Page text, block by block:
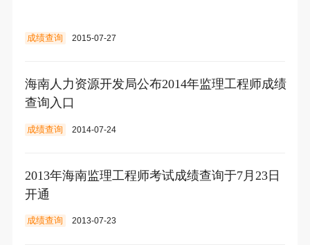
成绩查询 2015-07-27
海南人力资源开发局公布2014年监理工程师成绩
查询入口
成绩查询 2014-07-24
2013年海南监理工程师考试成绩查询于7月23日
开通
成绩查询 2013-07-23